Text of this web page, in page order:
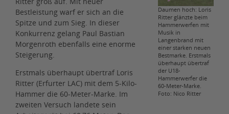
Bestleistung warf er sich an die
Spitze und zum Sieg. In dieser
Konkurrenz gelang Paul Bastian
Morgenroth ebenfalls eine enorme
Steigerung.
Erstmals überhaupt übertraf Loris
Ritter (Erfurter LAC) mit dem 5-Kilo-
Hammer die 60-Meter-Marke. Im
zweiten Versuch landete sein
Daumen hoch: Loris
Ritter glänzte beim
Hammerwerfen mit
Musik in
Langenbrand mit
einer starken neuen
Bestmarke. Erstmals
überhaupt übertraf
der U18-
Hammerwerfer die
60-Meter-Marke.
Foto: Nico Ritter